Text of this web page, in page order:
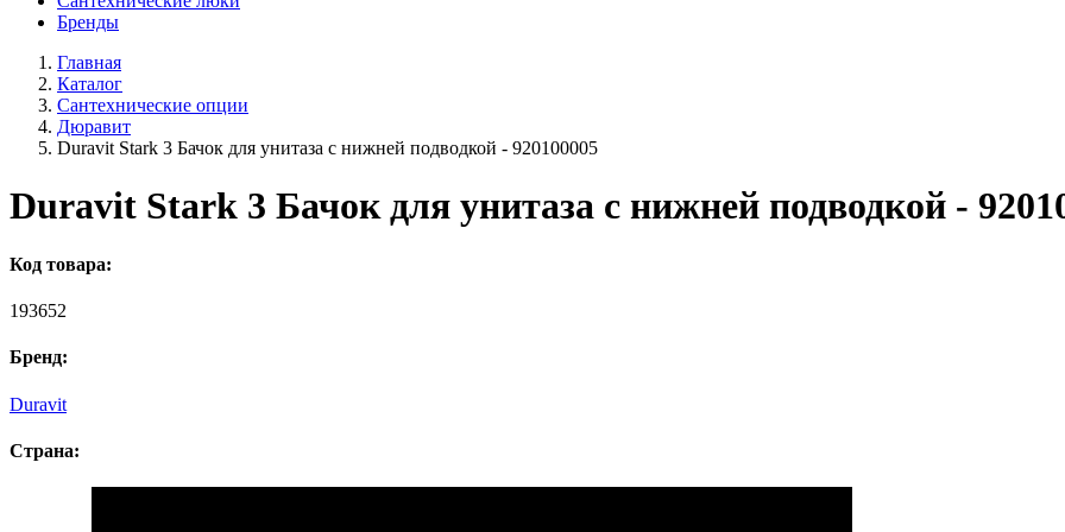
Бренды
Главная
Каталог
Сантехнические опции
Дюравит
Duravit Stark 3 Бачок для унитаза с нижней подводкой - 920100005
Duravit Stark 3 Бачок для унитаза с нижней подводкой -
Код товара:
193652
Бренд:
Duravit
Страна: